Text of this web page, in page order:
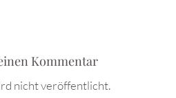
Kommentar
nicht veröffentlicht.